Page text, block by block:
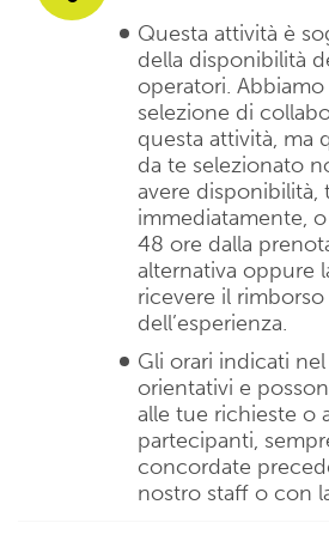
Questa attività è
della disponibilità
operatori.
selezione di
questa attività, ma
da te selezionato
avere
immediatamente,
48 ore dalla
alternativa oppure
ricevere il
dell’esperienza.
Gli orari indicati
orientativi e
alle tue richieste o
partecipanti,
concordate
nostro staff o con